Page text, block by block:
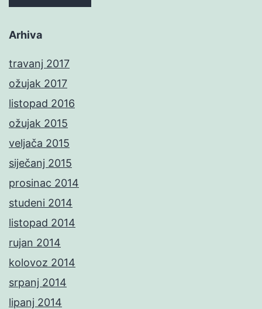
Arhiva
travanj 2017
ožujak 2017
listopad 2016
ožujak 2015
veljača 2015
siječanj 2015
prosinac 2014
studeni 2014
listopad 2014
rujan 2014
kolovoz 2014
srpanj 2014
lipanj 2014